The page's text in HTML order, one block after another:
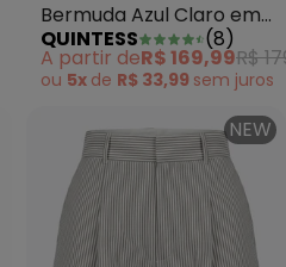
Bermuda Azul Claro em
Jeans
QUINTESS (8)
A partir deR$ 169,99R$
ou 5x de R$ 33,99 sem juros
NEW